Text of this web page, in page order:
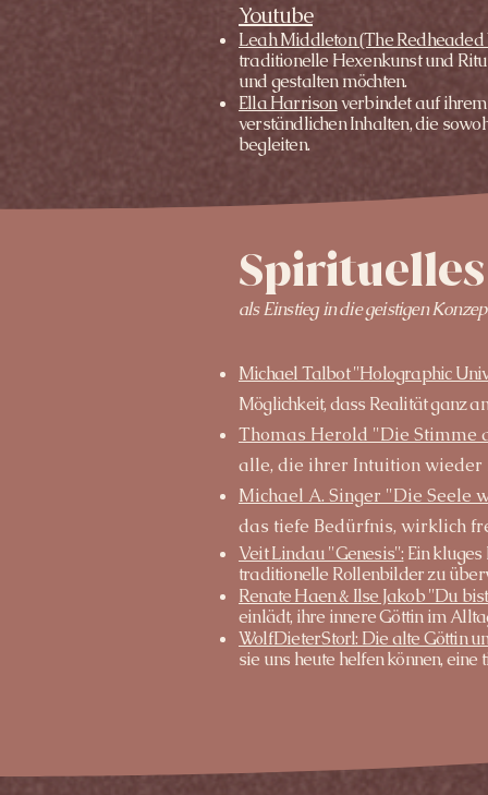
Youtube
Leah Middleton (The
traditionelle Hexenkunst und
und gestalten möchten.
Ella Harrisonverbindet auf
verständlichen Inhalten, die
begleiten.
als Einstieg in die geistigen
Michael Talbot "Holographic
Möglichkeit, dass Realität ganz
Thomas Herold "Die Stimme
alle, die ihrer Intuition wieder
Michael A. Singer "Die Seele
das tiefe Bedürfnis, wirklich
Veit Lindau "Genesis": Ein
traditionelle Rollenbilder zu
Renate Haen & Ilse Jakob "Du
einlädt, ihre innere Göttin im
Wolf Dieter Storl: Die alte Göttin
sie uns heute helfen können,